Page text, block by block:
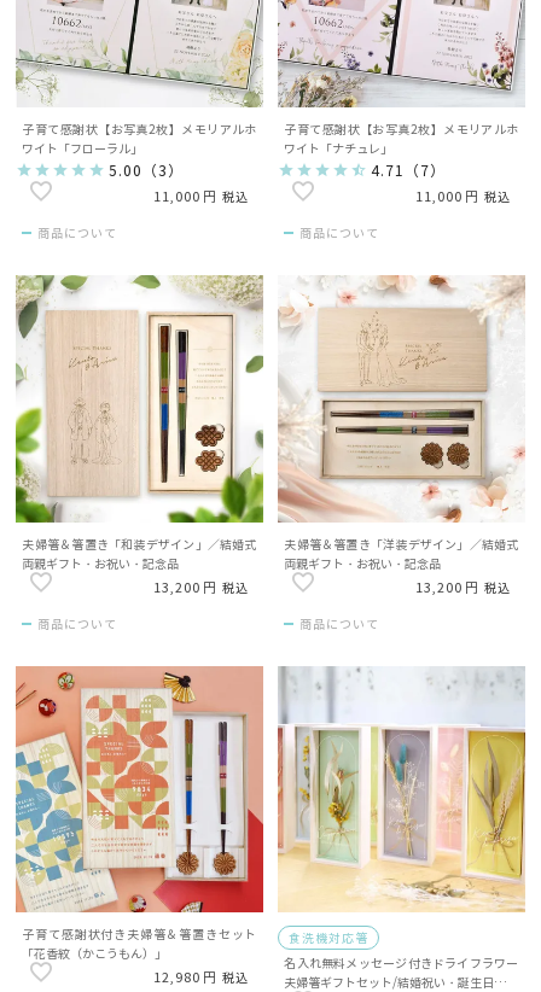
子育て感謝状【お写真2枚】メモリアルホ
ワイト「フローラル」
5.00 （3 ）
11,000 税込
商品について
子育て感謝状【お写真2枚】メモリアルホ
ワイト「ナチュレ」
4.71 （ 7）
11,000 税込
商品について
夫婦箸＆箸置き「和装デザイン」／結婚式
両親ギフト・お祝い・記念品
13,200 税込
商品について
夫婦箸＆箸置き「洋装デザイン」／結婚式
両親ギフト・お祝い・記念品
13,200 税込
商品について
子育て感謝状付き夫婦箸＆箸置きセット
「花香紋（かこうもん）」
12,980 税込
食洗機対応箸
名入れ無料メッセージ付きドライフラワー
夫婦箸ギフトセット/結婚祝い・誕生日・両